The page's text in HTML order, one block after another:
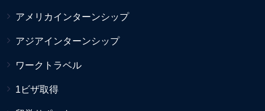
アメリカインターンシップ
アジアインターンシップ
ワークトラベル
1ビザ取得